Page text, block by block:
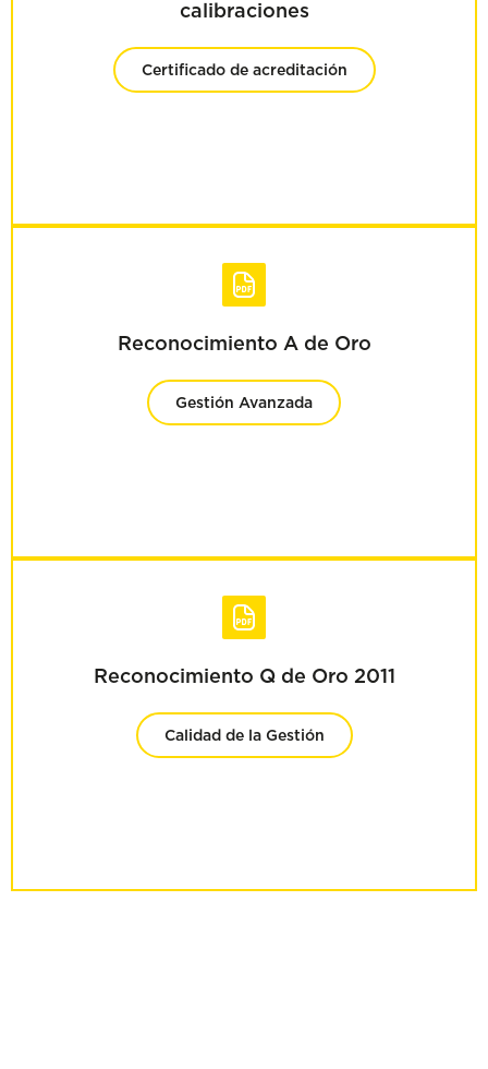
calibraciones
Certificado de acreditación
Reconocimiento A de Oro
Gestión Avanzada
Reconocimiento Q de Oro 2011
Calidad de la Gestión